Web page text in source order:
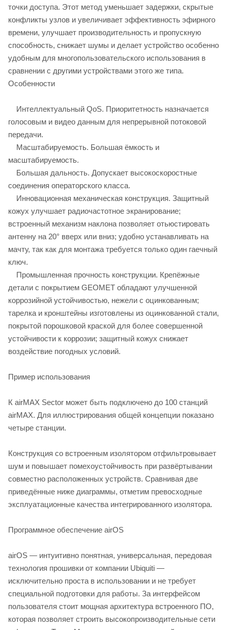
точки доступа. Этот метод уменьшает задержки, скрытые
конфликты узлов и увеличивает эффективность эфирного
времени, улучшает производительность и пропускную
способность, снижает шумы и делает устройство особенно
удобным для многопользовательского использования в
сравнении с другими устройствами этого же типа.
Особенности
Интеллектуальный QoS. Приоритетность назначается
голосовым и видео данным для непрерывной потоковой
передачи.
Масштабируемость. Большая ёмкость и
масштабируемость.
Большая дальность. Допускает высокоскоростные
соединения операторского класса.
Инновационная механическая конструкция. Защитный
кожух улучшает радиочастотное экранирование;
встроенный механизм наклона позволяет отьюстировать
антенну на 20° вверх или вниз; удобно устанавливать на
мачту, так как для монтажа требуется только один гаечный
ключ.
Промышленная прочность конструкции. Крепёжные
детали с покрытием GEOMET обладают улучшенной
коррозийной устойчивостью, нежели с оцинкованным;
тарелка и кронштейны изготовлены из оцинкованной стали,
покрытой порошковой краской для более совершенной
устойчивости к коррозии; защитный кожух снижает
воздействие погодных условий.
Пример использования
К airMAX Sector может быть подключено до 100 станций
airMAX. Для иллюстрирования общей концепции показано
четыре станции.
Конструкция со встроенным изолятором отфильтровывает
шум и повышает помехоустойчивость при развёртывании
совместно расположенных устройств. Сравнивая две
приведённые ниже диаграммы, отметим превосходные
эксплуатационные качества интегрированного изолятора.
Программное обеспечение airOS
airOS — интуитивно понятная, универсальная, передовая
технология прошивки от компании Ubiquiti —
исключительно проста в использовании и не требует
специальной подготовки для работы. За интерфейсом
пользователя стоит мощная архитектура встроенного ПО,
которая позволяет строить высокопроизводительные сети